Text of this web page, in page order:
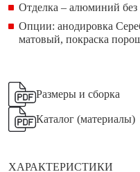
Отделка – алюминий без
Опции: анодировка
матовый, покраска
Размеры и сборка
Каталог (материалы)
ХАРАКТЕРИСТИКИ